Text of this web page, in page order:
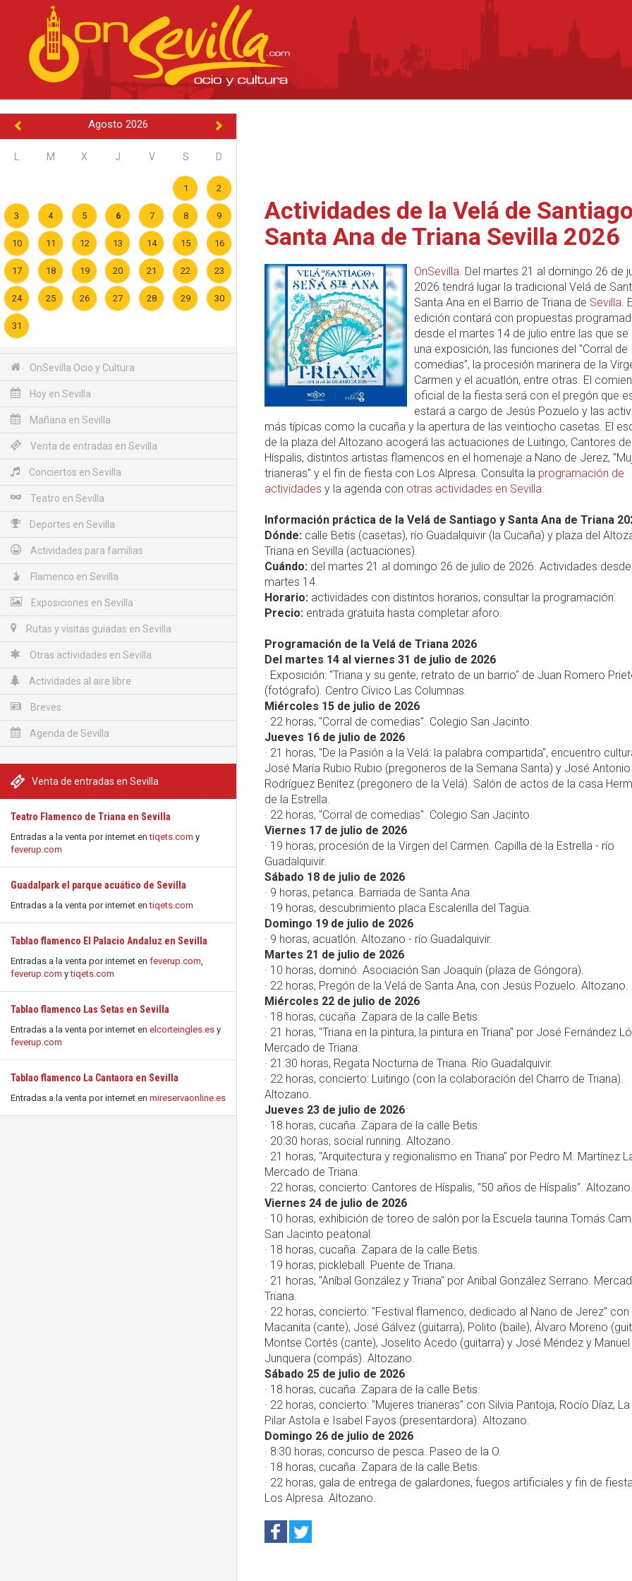
Agosto 2026
M X J V S D
1 2
3 4 5 6 7 8 9
10 11 12 13 14 15 16
17 18 19 20 21 22 23
24 25 26 27 28 29 30
31
OnSevilla Ocio y Cultura
Hoy en Sevilla
Mañana en Sevilla
Venta de entradas en Sevilla
Conciertos en Sevilla
Teatro en Sevilla
Deportes en Sevilla
Actividades para familias
Flamenco en Sevilla
Exposiciones en Sevilla
Rutas y visitas guiadas en Sevilla
Otras actividades en Sevilla
Actividades al aire libre
Breves
Agenda de Sevilla
Venta de entradas en Sevilla
Teatro Flamenco de Triana en Sevilla
Entradas a la venta por internet entiqets.com y
feverup.com
Guadalpark el parque acuático de Sevilla
Entradas a la venta por internet entiqets.com
Tablao flamenco El Palacio Andaluz en Sevilla
Entradas a la venta por internet en feverup.com,
feverup.com ytiqets.com
Tablao flamenco Las Setas en Sevilla
Entradas a la venta por internet en elcorteingles.es y
feverup.com
Tablao flamenco La Cantaora en Sevilla
Entradas a la venta por internet en mireservaonline.es
Actividades de la Velá de
Santa Ana de Triana Sevilla 2026
OnSevilla. Del martes 21 al domingo 26 de
2026 tendrá lugar la tradicional Velá de
Santa Ana en el Barrio de Triana de Sevilla.
edición contará con propuestas
desde el martes 14 de julio entre las que se
una exposición, las funciones del "Corral de
comedias", la procesión marinera de la
Carmen y el acuatlón, entre otras. El
oficial de la fiesta será con el pregón que
estará a cargo de Jesús Pozuelo y las
más típicas como la cucaña y la apertura de las veintiocho casetas. El
de la plaza del Altozano acogerá las actuaciones de Luitingo, Cantores de
Híspalis, distintos artistas flamencos en el homenaje a Nano de Jerez,
trianeras" y el fin de fiesta con Los Alpresa. Consulta la programación de
actividades y la agenda con otras actividades en Sevilla.
Información práctica de la Velá de Santiago y Santa Ana de Triana
Dónde: calle Betis (casetas), río Guadalquivir (la Cucaña) y plaza del
Triana en Sevilla (actuaciones).
Cuándo: del martes 21 al domingo 26 de julio de 2026. Actividades
martes 14.
Horario: actividades con distintos horarios, consultar la programación.
Precio: entrada gratuita hasta completar aforo.
Programación de la Velá de Triana 2026
Del martes 14 al viernes 31 de julio de 2026
· Exposición: "Triana y su gente, retrato de un barrio" de Juan Romero
(fotógrafo). Centro Cívico Las Columnas.
Miércoles 15 de julio de 2026
· 22 horas, "Corral de comedias". Colegio San Jacinto.
Jueves 16 de julio de 2026
· 21 horas, "De la Pasión a la Velá: la palabra compartida", encuentro
José María Rubio Rubio (pregoneros de la Semana Santa) y José Antonio
Rodríguez Benítez (pregonero de la Velá). Salón de actos de la casa
de la Estrella.
· 22 horas, "Corral de comedias". Colegio San Jacinto.
Viernes 17 de julio de 2026
· 19 horas, procesión de la Virgen del Carmen. Capilla de la Estrella - río
Guadalquivir.
Sábado 18 de julio de 2026
· 9 horas, petanca. Barriada de Santa Ana.
· 19 horas, descubrimiento placa Escalerilla del Tagüa.
Domingo 19 de julio de 2026
· 9 horas, acuatlón. Altozano - río Guadalquivir.
Martes 21 de julio de 2026
· 10 horas, dominó. Asociación San Joaquín (plaza de Góngora).
· 22 horas, Pregón de la Velá de Santa Ana, con Jesús Pozuelo. Altozano.
Miércoles 22 de julio de 2026
· 18 horas, cucaña. Zapara de la calle Betis.
· 21 horas, "Triana en la pintura, la pintura en Triana" por José Fernández
Mercado de Triana.
· 21:30 horas, Regata Nocturna de Triana. Río Guadalquivir.
· 22 horas, concierto: Luitingo (con la colaboración del Charro de Triana).
Altozano.
Jueves 23 de julio de 2026
· 18 horas, cucaña. Zapara de la calle Betis.
· 20:30 horas, social running. Altozano.
· 21 horas, "Arquitectura y regionalismo en Triana" por Pedro M. Martínez
Mercado de Triana.
· 22 horas, concierto: Cantores de Híspalis, "50 años de Híspalis". Altozano.
Viernes 24 de julio de 2026
· 10 horas, exhibición de toreo de salón por la Escuela taurina Tomás
San Jacinto peatonal.
· 18 horas, cucaña. Zapara de la calle Betis.
· 19 horas, pickleball. Puente de Triana.
· 21 horas, "Aníbal González y Triana" por Aníbal González Serrano.
Triana.
· 22 horas, concierto: "Festival flamenco, dedicado al Nano de Jerez" con
Macanita (cante), José Gálvez (guitarra), Polito (baile), Álvaro Moreno
Montse Cortés (cante), Joselito Acedo (guitarra) y José Méndez y Manuel
Junquera (compás). Altozano.
Sábado 25 de julio de 2026
· 18 horas, cucaña. Zapara de la calle Betis.
· 22 horas, concierto: "Mujeres trianeras" con Silvia Pantoja, Rocío Díaz, La
Pilar Astola e Isabel Fayos (presentardora). Altozano.
Domingo 26 de julio de 2026
· 8:30 horas, concurso de pesca. Paseo de la O.
· 18 horas, cucaña. Zapara de la calle Betis.
· 22 horas, gala de entrega de galardones, fuegos artificiales y fin de
Los Alpresa. Altozano.